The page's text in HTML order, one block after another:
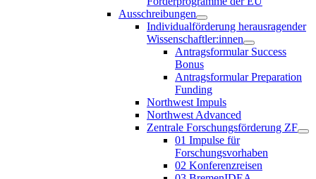
Ausschreibungen
Individualförderung herausragender
Wissenschaftler:innen
Antragsformular Success
Bonus
Antragsformular Preparation
Funding
Northwest Impuls
Northwest Advanced
Zentrale Forschungsförderung ZF
01 Impulse für
Forschungsvorhaben
02 Konferenzreisen